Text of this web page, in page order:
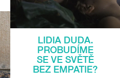
LIDIA DUDA.
PROBUDÍME
SE VE SVĚTĚ
BEZ EMPATIE?